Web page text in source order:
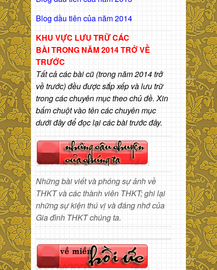
Blog dầu tiên của năm 2014
KHU VỰC LƯU TRỮ CÁC
BÀITRONG NĂM 2014 TRỞ VỀ
TRƯỚC
Tất cả các bài cũ (trong năm 2014 trở
về trước) đều được sắp xếp và lưu trữ
trong các chuyên mục theo chủ đề. Xin
bấm chuột vào tên các chuyên mục
dưới đây để đọc lại các bài trước đây.
Những bài viết và phóng sự ảnh về
THKT và các thành viên THKT; ghi lại
những sự kiện thú vị và đáng nhớ của
Gia đình THKT chúng ta.